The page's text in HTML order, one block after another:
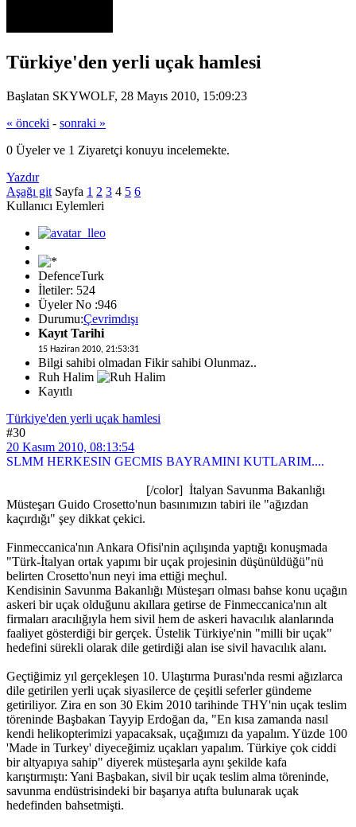
Türkiye'den yerli uçak hamlesi
Başlatan SKYWOLF, 28 Mayıs 2010, 15:09:23
« önceki - sonraki »
0 Üyeler ve 1 Ziyaretçi konuyu incelemekte.
Yazdır
Aşağı git Sayfa 1 2 3 4 5 6
Kullanıcı Eylemleri
DefenceTurk
İletiler: 524
Üyeler No :946
Durumu:Çevrimdışı
Kayıt Tarihi
15 Haziran 2010, 21:53:31
Bilgi sahibi olmadan Fikir sahibi Olunmaz..
Ruh Halim
Kayıtlı
Türkiye'den yerli uçak hamlesi
#30
20 Kasım 2010, 08:13:54
SLMM HERKESIN GECMIS BAYRAMINI KUTLARIM....
[/color] İtalyan Savunma Bakanlığı
Müsteşarı Guido Crosetto'nun basınımızın tabiri ile "ağızdan
kaçırdığı" şey dikkat çekici.
Finmeccanica'nın Ankara Ofisi'nin açılışında yaptığı konuşmada
"Türk-İtalyan ortak yapımı bir uçak projesinin düşünüldüğü"nü
belirten Crosetto'nun neyi ima ettiği meçhul.
Kendisinin Savunma Bakanlığı Müsteşarı olması bahse konu uçağın
askeri bir uçak olduğunu akıllara getirse de Finmeccanica'nın alt
firmaları aracılığıyla hem sivil hem de askeri havacılık alanlarında
faaliyet gösterdiği bir gerçek. Üstelik Türkiye'nin "milli bir uçak"
hedefini sürekli olarak dile getirdiği alan ise sivil havacılık alanı.
Geçtiğimiz yıl gerçekleşen 10. Ulaştırma Þurası'nda resmi ağızlarca
dile getirilen yerli uçak siyasilerce de çeşitli seferler gündeme
getiriliyor. Zira en son 30 Ekim 2010 tarihinde THY'nin uçak teslim
töreninde Başbakan Tayyip Erdoğan da, "En kısa zamanda nasıl
kendi helikopterimizi yapacaksak, uçağımızı da yapalım. Yüzde 100
'Made in Turkey' diyeceğimiz uçakları yapalım. Türkiye çok ciddi
bir altyapıya sahip" diyerek müsteşarla aynı şekilde kafa
karıştırmıştı: Yani Başbakan, sivil bir uçak teslim alma töreninde,
savunma endüstrisindeki bir başarıya atıfta bulunarak uçak
hedefinden bahsetmişti.